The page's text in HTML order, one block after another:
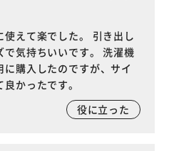
えて楽でした。 引き出し
気持ちいいです。 洗濯機
購入したのですが、サイ
かったです。
役に立った